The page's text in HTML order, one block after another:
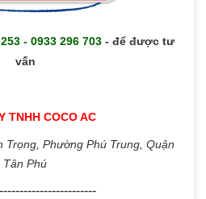
- 0933 296 703 - để được tư
vấn
TNHH COCO AC
Trọng, Phường Phú Trung, Quận
Tân Phú